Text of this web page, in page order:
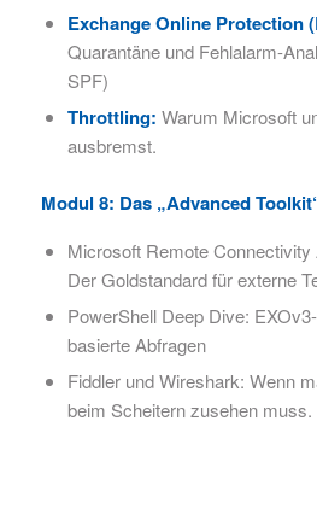
Exchange Online Protection
Quarantäne und Fehlalarm-
SPF)
Throttling: Warum Microsoft
ausbremst.
Modul 8: Das „Advanced
Microsoft Remote
Der Goldstandard für externe
PowerShell Deep Dive:
basierte Abfragen
Fiddler und Wireshark: Wenn
beim Scheitern zusehen muss.